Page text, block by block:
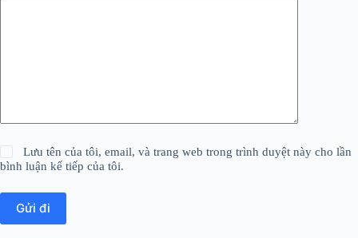
Lưu tên của tôi, email, và trang web trong trình duyệt này cho lần
bình luận kế tiếp của tôi.
Gửi đi